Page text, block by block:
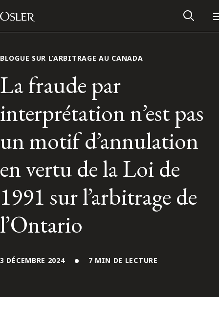
Passer au contenu
Main Navigation
Contactez-nous
ENGLISH
S’abonner aux articles Osler
BLOGUE SUR L’ARBITRAGE AU CANADA
La fraude par
interprétation n’est pas
un motif d’annulation
en vertu de la Loi de
1991 sur l’arbitrage de
l’Ontario
3 DÉCEMBRE 2024 7 MIN DE LECTURE